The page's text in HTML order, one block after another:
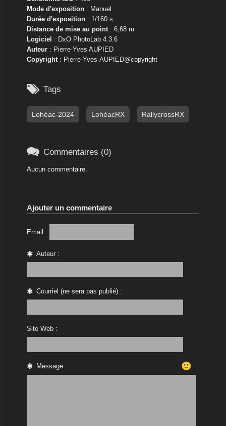
Mode d'exposition: Manuel
Durée d'exposition: 1/160 s
Distance de mise au point: 6,68 m
Logiciel : DxO PhotoLab 4.3.6
Auteur: Pierre-Yves AUPIED
Copyright: Pierre-Yves-AUPIED@copyright
 Tags
Lohéac-2024 LohéacRX RallycrossRX
 Commentaires (0)
Aucun commentaire.
Ajouter un commentaire
Email :
Auteur :
Courriel (ne sera pas publié) :
Site Web :
Message : 🙂